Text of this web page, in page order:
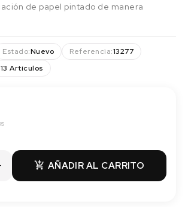
de papel pintado de manera
Estado:Nuevo Referencia:13277
13 Artículos
 AÑADIR AL CARRITO